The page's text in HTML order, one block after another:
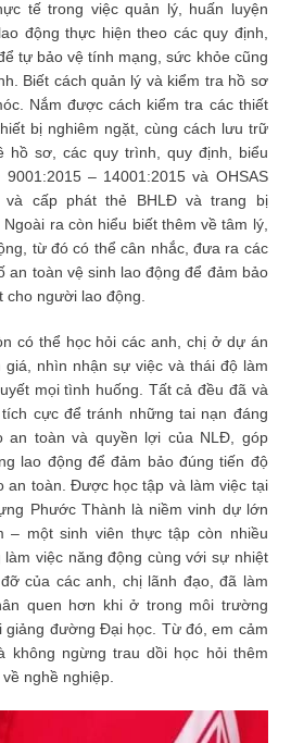
tế trong việc quản lý, huấn luyện
động thực hiện theo các quy định,
tự bảo vệ tính mạng, sức khỏe cũng
Biết cách quản lý và kiểm tra hồ sơ
Nắm được cách kiểm tra các thiết
bị nghiêm ngặt, cùng cách lưu trữ
hồ sơ, các quy trình, quy định, biểu
– 14001:2015 và OHSAS
và cấp phát thẻ BHLĐ và trang bị
ra còn hiểu biết thêm về tâm lý,
từ đó có thể cân nhắc, đưa ra các
an toàn vệ sinh lao động để đảm bảo
người lao động.
có thể học hỏi các anh, chị ở dự án
giá, nhìn nhận sự việc và thái độ làm
mọi tình huống. Tất cả đều đã và
cực để tránh những tai nạn đáng
an toàn và quyền lợi của NLĐ, góp
lao động để đảm bảo đúng tiến độ
an toàn. Được học tập và làm việc tại
Phước Thành là niềm vinh dự lớn
– một sinh viên thực tập còn nhiều
việc năng động cùng với sự nhiệt
của các anh, chị lãnh đạo, đã làm
quen hơn khi ở trong môi trường
giảng đường Đại học. Từ đó, em cảm
không ngừng trau dồi học hỏi thêm
nghề nghiệp.